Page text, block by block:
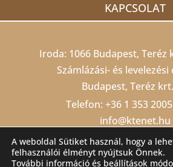
KAPCSOLAT
Iroda: 1066 Budapest, Teréz
Számlázási- és levelezési
Budapest, Teréz
Telefon: +36 1 353 2005
info@ktenet.hu
Adószám: 19815709-2-42
01 02 000403Számlaszám:
A weboldal Sütiket használ, hogy a
felhasználói élményt nyújtsuk Önnek.
További információ és beállítások